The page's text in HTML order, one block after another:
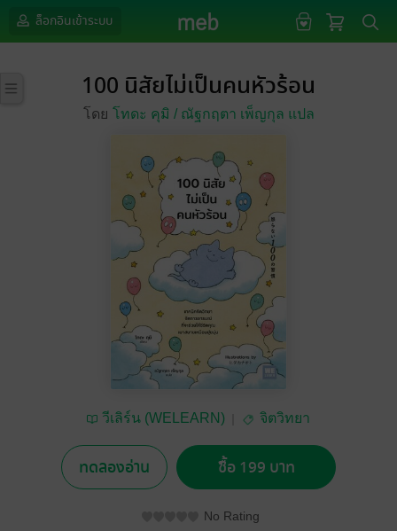
ล็อกอินเข้าระบบ
100 นิสัยไม่เป็นคนหัวร้อน
โดย โทดะ คุมิ / ณัฐกฤตา เพ็ญกุล แปล
วีเลิร์น (WELEARN) จิตวิทยา
ทดลองอ่าน ซื้อ 199 บาท
No Rating